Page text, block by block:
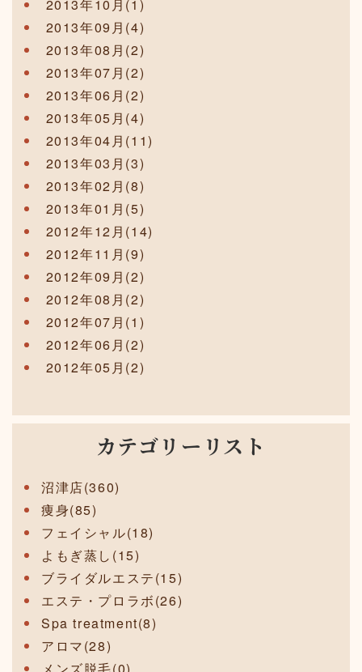
2013年10月(1)
2013年09月(4)
2013年08月(2)
2013年07月(2)
2013年06月(2)
2013年05月(4)
2013年04月(11)
2013年03月(3)
2013年02月(8)
2013年01月(5)
2012年12月(14)
2012年11月(9)
2012年09月(2)
2012年08月(2)
2012年07月(1)
2012年06月(2)
2012年05月(2)
カテゴリーリスト
沼津店(360)
痩身(85)
フェイシャル(18)
よもぎ蒸し(15)
ブライダルエステ(15)
エステ・プロラボ(26)
Spa treatment(8)
アロマ(28)